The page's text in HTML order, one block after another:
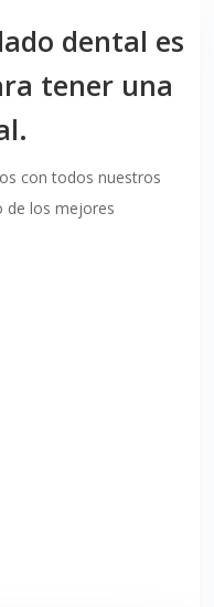
dental es
tener una
con todos nuestros
de los mejores